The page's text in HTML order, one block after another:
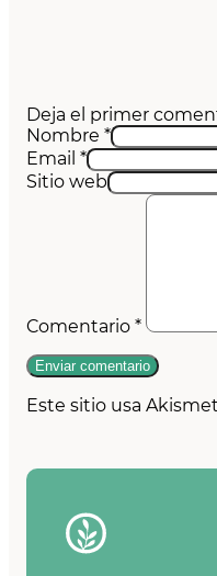
Deja el primer
Nombre *
Email *
Sitio web
Comentario *
Este sitio usa